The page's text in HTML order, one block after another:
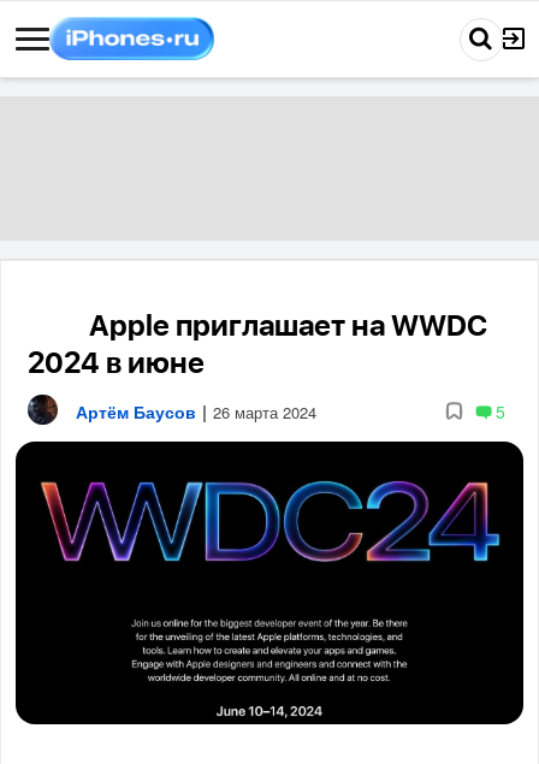
Apple приглашает на WWDC
2024 в июне
Артём Баусов | 26 марта 2024 5